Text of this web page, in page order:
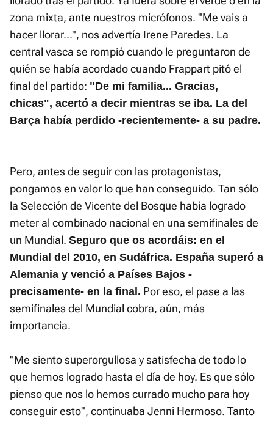
zona mixta, ante nuestros micrófonos. "Me vais a
hacer llorar...", nos advertía Irene Paredes. La
central vasca se rompió cuando le preguntaron de
quién se había acordado cuando Frappart pitó el
final del partido: "De mi familia... Gracias,
chicas", acertó a decir mientras se iba. La del
Barça había perdido -recientemente- a su padre.
Pero, antes de seguir con las protagonistas,
pongamos en valor lo que han conseguido. Tan sólo
la Selección de Vicente del Bosque había logrado
meter al combinado nacional en una semifinales de
un Mundial. Seguro que os acordáis: en el
Mundial del 2010, en Sudáfrica. España superó a
Alemania y venció a Países Bajos -
precisamente- en la final. Por eso, el pase a las
semifinales del Mundial cobra, aún, más
importancia.
"Me siento superorgullosa y satisfecha de todo lo
que hemos logrado hasta el día de hoy. Es que sólo
pienso que nos lo hemos currado mucho para hoy
conseguir esto", continuaba Jenni Hermoso. Tanto